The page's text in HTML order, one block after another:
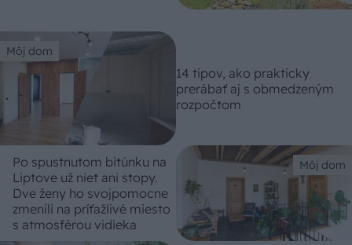
Môj dom
14 tipov, ako prakticky
prerábať aj s obmedzeným
rozpočtom
Môj dom
Po spustnutom bitúnku na
Liptove už niet ani stopy.
Dve ženy ho svojpomocne
zmenili na príťažlivé miesto
s atmosférou vidieka